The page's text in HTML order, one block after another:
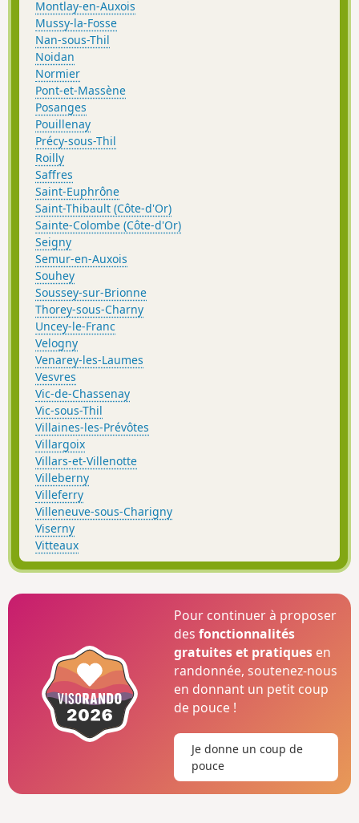
Montlay-en-Auxois
Mussy-la-Fosse
Nan-sous-Thil
Noidan
Normier
Pont-et-Massène
Posanges
Pouillenay
Précy-sous-Thil
Roilly
Saffres
Saint-Euphrône
Saint-Thibault (Côte-d'Or)
Sainte-Colombe (Côte-d'Or)
Seigny
Semur-en-Auxois
Souhey
Soussey-sur-Brionne
Thorey-sous-Charny
Uncey-le-Franc
Velogny
Venarey-les-Laumes
Vesvres
Vic-de-Chassenay
Vic-sous-Thil
Villaines-les-Prévôtes
Villargoix
Villars-et-Villenotte
Villeberny
Villeferry
Villeneuve-sous-Charigny
Viserny
Vitteaux
Pour continuer à proposer
desfonctionnalités
gratuites et pratiques en
randonnée, soutenez-nous
en donnant un petit coup
de pouce !
Je donne un coup de
pouce